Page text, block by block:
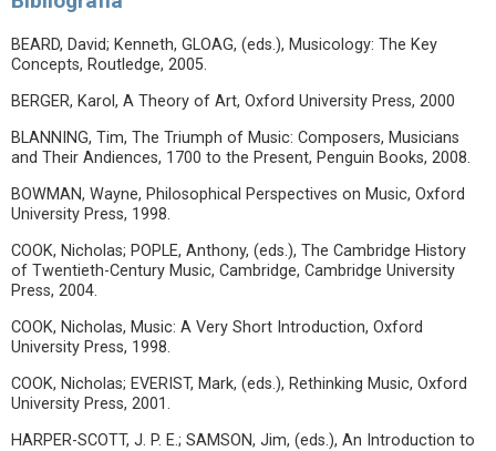
BEARD, David; Kenneth, GLOAG, (eds.), Musicology: The Key
Concepts, Routledge, 2005.
BERGER, Karol, A Theory of Art, Oxford University Press, 2000
BLANNING, Tim, The Triumph of Music: Composers, Musicians
and Their Andiences, 1700 to the Present, Penguin Books, 2008.
BOWMAN, Wayne, Philosophical Perspectives on Music, Oxford
University Press, 1998.
COOK, Nicholas; POPLE, Anthony, (eds.), The Cambridge History
of Twentieth-Century Music, Cambridge, Cambridge University
Press, 2004.
COOK, Nicholas, Music: A Very Short Introduction, Oxford
University Press, 1998.
COOK, Nicholas; EVERIST, Mark, (eds.), Rethinking Music, Oxford
University Press, 2001.
HARPER-SCOTT, J. P. E.; SAMSON, Jim, (eds.), An Introduction to